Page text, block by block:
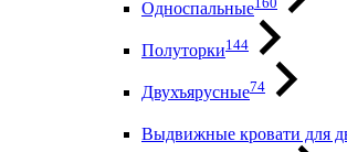
Односпальные
Полуторки144
Двухъярусные74
Выдвижные кровати для